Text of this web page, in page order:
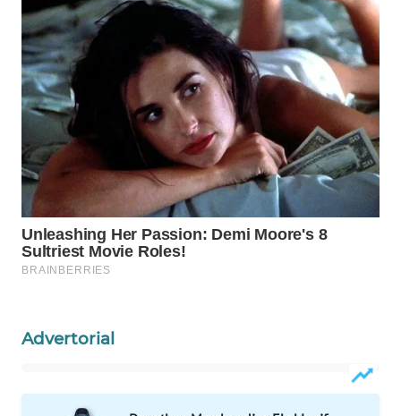
Advertorial
KONSUMEN
WAHANA
LISTRIK
WAHANA
TRAVEL
WAHANA
WAHANANEWS
ID
CO ID
NET